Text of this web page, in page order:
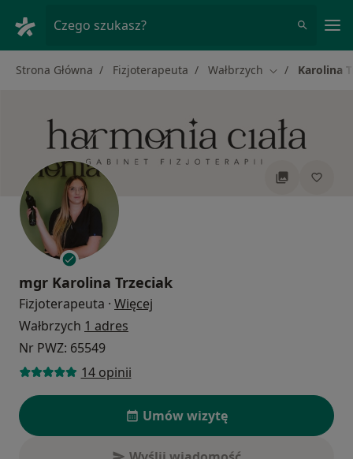
Czego szukasz?
Strona Główna Fizjoterapeuta Wałbrzych Zmień miasto
Karolina
mgr Karolina Trzeciak
Fizjoterapeuta · Więcej
Wałbrzych 1 adres
Nr PWZ: 65549
14 opinii
Umów wizytę